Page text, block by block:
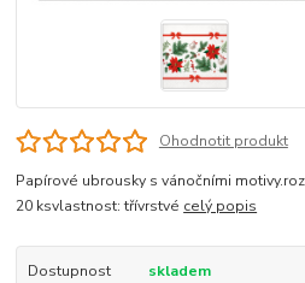
Ohodnotit produkt
Papírové ubrousky s vánočními
20 ksvlastnost: třívrstvé celý popis
Dostupnost skladem